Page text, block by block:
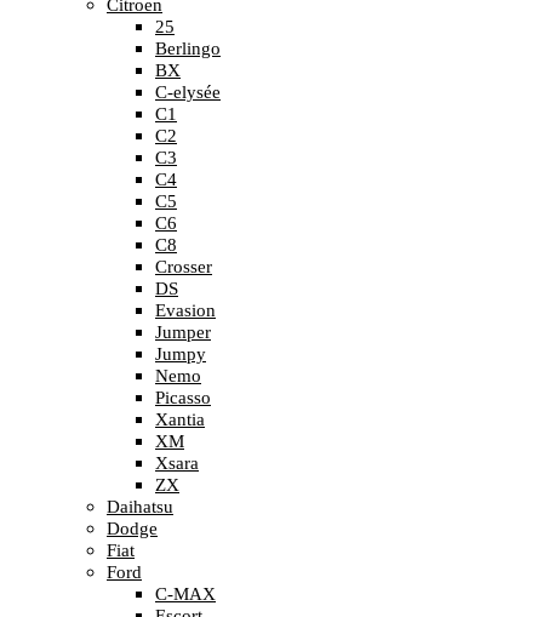
Citroen
25
Berlingo
BX
C-elysée
C1
C2
C3
C4
C5
C6
C8
Crosser
DS
Evasion
Jumper
Jumpy
Nemo
Picasso
Xantia
XM
Xsara
ZX
Daihatsu
Dodge
Fiat
Ford
C-MAX